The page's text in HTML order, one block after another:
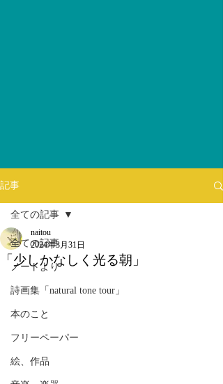
記事
全ての記事
ノートより
詩画集「natural tone tour」
本のこと
フリーペーパー
絵、作品
全ての記事
「少しかなしく光る朝」
naitou
2024年3月31日